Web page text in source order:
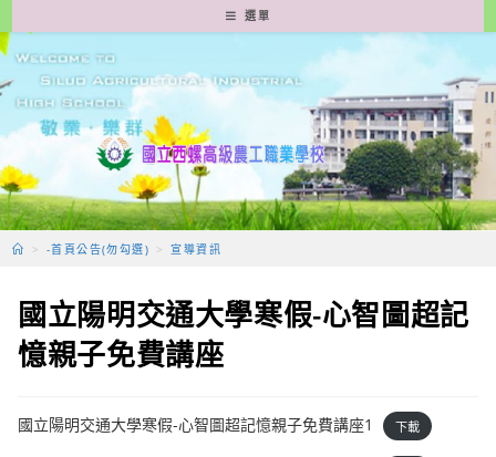
轉
至
要
容
選單
> -首頁公告(勿勾選) > 宣導資訊
國立陽明交通大學寒假-心智圖超記
憶親子免費講座
國立陽明交通大學寒假-心智圖超記憶親子免費講座1 下載